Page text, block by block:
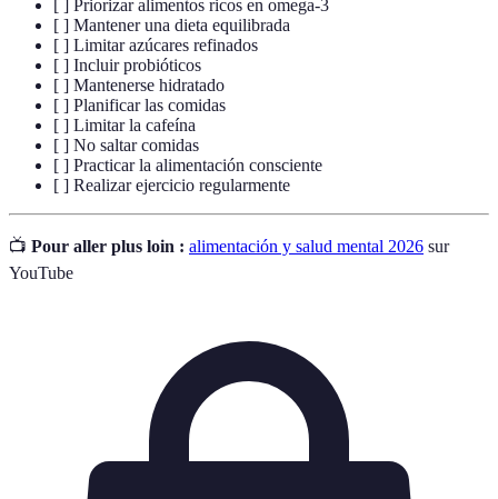
[ ] Priorizar alimentos ricos en omega-3
[ ] Mantener una dieta equilibrada
[ ] Limitar azúcares refinados
[ ] Incluir probióticos
[ ] Mantenerse hidratado
[ ] Planificar las comidas
[ ] Limitar la cafeína
[ ] No saltar comidas
[ ] Practicar la alimentación consciente
[ ] Realizar ejercicio regularmente
📺 Pour aller plus loin : alimentación y salud mental 2026 sur
YouTube